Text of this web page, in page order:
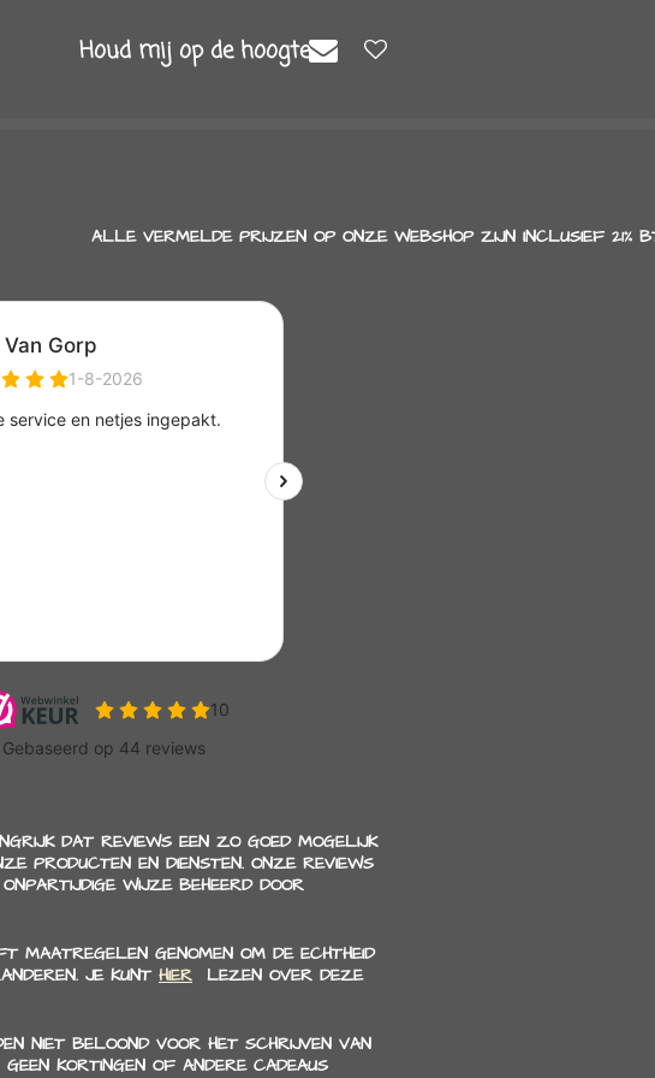
Houd mij op de hoogte
ALLE VERMELDE PRIJZEN OP ONZE WEBSHOP ZIJN INCLUSIEF 21%
DAT REVIEWS EEN ZO GOED MOGELIJK
PRODUCTEN EN DIENSTEN. ONZE REVIEWS
WIJZE BEHEERD DOOR
MAATREGELEN GENOMEN OM DE ECHTHEID
JE KUNT HIER LEZEN OVER DEZE
NIET BELOOND VOOR HET SCHRIJVEN VAN
KORTINGEN OF ANDERE CADEAUS